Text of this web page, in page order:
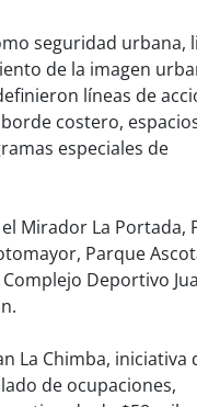
seguridad urbana,
de la imagen
líneas de
costero,
especiales de
Mirador La Portada,
Parque
Deportivo
La Chimba, iniciativa
de ocupaciones,